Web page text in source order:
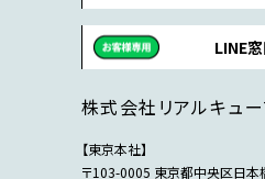
LINE
株式会社リアルキュ
【東京本社】
〒103-0005 東京都中央区日本